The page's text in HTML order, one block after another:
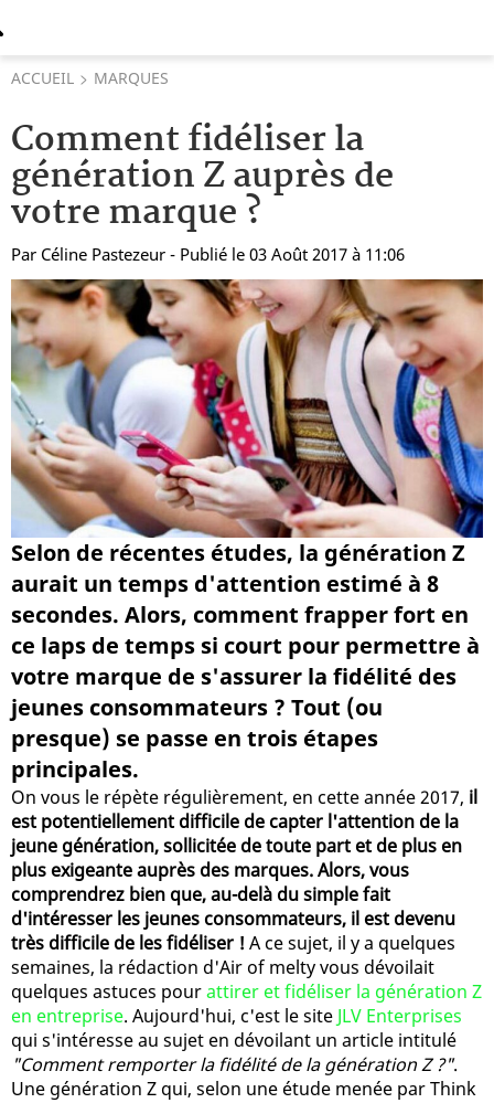
ACCUEIL MARQUES
Comment fidéliser la
génération Z auprès de
votre marque ?
Par Céline Pastezeur - Publié le 03 Août 2017 à 11:06
Selon de récentes études, la génération Z
aurait un temps d'attention estimé à 8
secondes. Alors, comment frapper fort en
ce laps de temps si court pour permettre à
votre marque de s'assurer la fidélité des
jeunes consommateurs ? Tout (ou
presque) se passe en trois étapes
principales.
On vous le répète régulièrement, en cette année 2017, il
est potentiellement difficile de capter l'attention de la
jeune génération, sollicitée de toute part et de plus en
plus exigeante auprès des marques. Alors, vous
comprendrez bien que, au-delà du simple fait
d'intéresser les jeunes consommateurs, il est devenu
très difficile de les fidéliser ! A ce sujet, il y a quelques
semaines, la rédaction d'Air of melty vous dévoilait
quelques astuces pourattirer et fidéliser la génération Z
en entreprise. Aujourd'hui, c'est le site JLV Enterprises
qui s'intéresse au sujet en dévoilant un article intitulé
"Comment remporter la fidélité de la génération Z ?".
Une génération Z qui, selon une étude menée par Think